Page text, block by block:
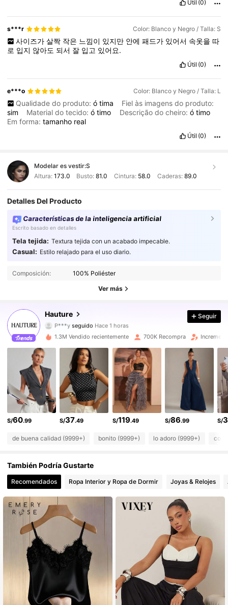
Útil (0)
s***r Color: Blanco y Negro / Talla: S
사이즈가 살짝 작은 느낌이 있지만 안에 패드가 있어서 속옷을 따
로 입지 않아도 되서 잘 입고 있어요.
Útil (0)
e***o Color: Blanco y Negro / Talla: L
Qualidade do produto: ó tima
Fiel às imagens do produto:
sim
Material do tecido:ótimo Descrição do cheiro: ó timo
Em forma:tamanho real
Útil (0)
Modelar es vestir:S
Altura: 173.0 Busto:81.0 Cintura: 58.0 Caderas: 89.0
Detalles Del Producto
Características de la inteligencia artificial
Escrito basado en detalles
Tela tejida: Textura tejida con un acabado impecable.
Casual: Estilo relajado para el uso diario.
Composición: 100% Poliéster
Ver más
Hauture
990K Seguidores
P***y seguido Hace 1 horas
4.87
990K Seguidores
4.87 990K Seguidores
4.87 990K Seguidores
4.87
990K Seguidores
Seguir
1.3M Vendido recientemente 700K Recompra
S/60.99 S/37.49 S/119.49 S/86.99 S/
de buena calidad (9999+) bonito (9999+) lo adoro (9999+)
También Podría Gustarte
Recomendados Ropa Interior y Ropa de Dormir Joyas & Relojes